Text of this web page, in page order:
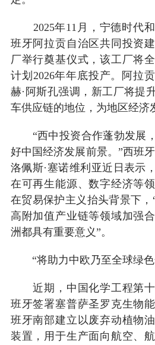
2025年11月，宁德时代和
班牙阿拉贡自治区共同投资
厂举行奠基仪式，该工厂将
计划2026年年底投产。阿拉
赫·阿斯孔强调，新工厂将提
车供应链的地位，为地区经济
“西中投资合作蓬勃发展
好中国经济发展前景。”西班
洛佩斯·塞诺维利亚近日表示
在可再生能源、数字经济等
在贸易保护主义抬头背景下，
高附加值产业链等领域加强
洲都具有重要意义”。
“将助力中欧乃至全球绿色
近期，中国化学工程第十
班牙签署塞普萨圣罗克生物
班牙南部建立以废弃动植物
装置，用于生产面向航空、